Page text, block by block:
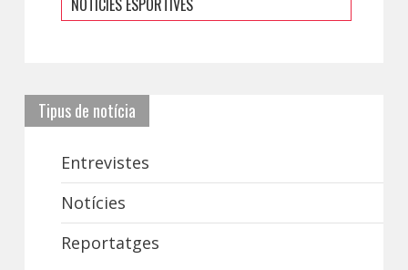
NOTÍCIES ESPORTIVES
Tipus de notícia
Entrevistes
Notícies
Reportatges